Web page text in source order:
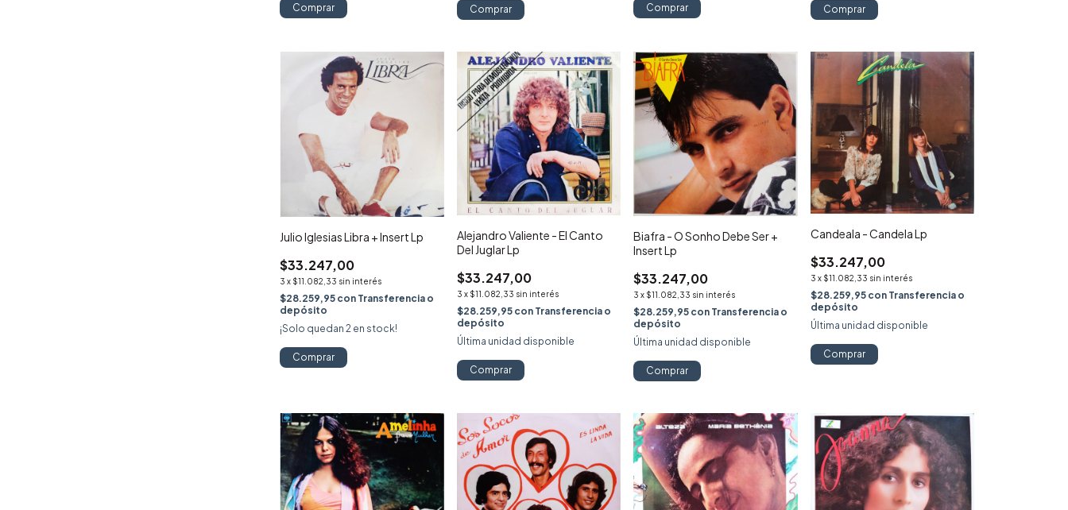
Comprar Comprar Comprar Comprar
Julio Iglesias Libra + Insert Lp
$33.247,00
3 x $11.082,33 sin interés
$28.259,95 con Transferencia o
depósito
¡Solo quedan2 en stock!
Comprar
Alejandro Valiente - El Canto
Del Juglar Lp
$33.247,00
3 x $11.082,33 sin interés
$28.259,95 con Transferencia o
depósito
Última unidad disponible
Comprar
Biafra - O Sonho Debe Ser +
Insert Lp
$33.247,00
3 x $11.082,33 sin interés
$28.259,95 con Transferencia o
depósito
Última unidad disponible
Comprar
Candeala - Candela Lp
$33.247,00
3 x $11.082,33 sin interés
$28.259,95 con Transferencia o
depósito
Última unidad disponible
Comprar